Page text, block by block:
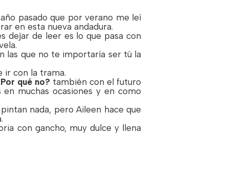
pasado que por verano me leí
en esta nueva andadura.
dejar de leer es lo que pasa con
las que no te importaría ser tú la
ir con la trama.
qué no? también con el futuro
muchas ocasiones y en como
nada, pero Aileen hace que
con gancho, muy dulce y llena